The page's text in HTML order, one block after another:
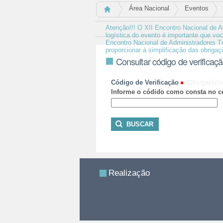
Área Nacional Eventos
Atenção!!! O XII Encontro Nacional de
logística do evento é importante que
Encontro Nacional de Administradores
proporcionar à simplificação das
Consultar código de
Código de Verificação
Informe o códido como consta no
Realização